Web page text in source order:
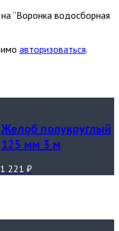
“Воронка водосборная
авторизоваться.
Желоб полукруглый
125 мм 3 м
1 221 ₽